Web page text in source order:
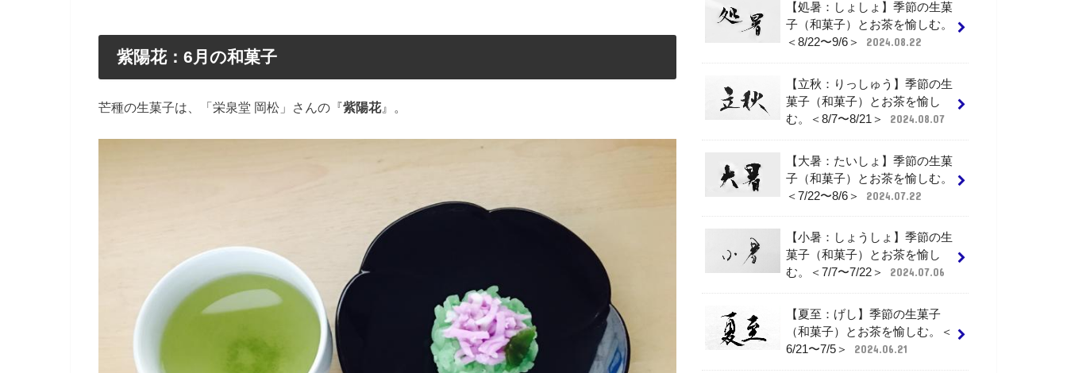
紫陽花：6月の和菓子
芒種の生菓子は、「栄泉堂 岡松」さんの『紫陽花』。
【処暑：しょしょ】季節の生菓
子（和菓子）とお茶を愉しむ。
＜8/22〜9/6＞
2024.08.22
【立秋：りっしゅう】季節の生
菓子（和菓子）とお茶を愉し
む。＜8/7〜8/21＞
2024.08.07
【大暑：たいしょ】季節の生菓
子（和菓子）とお茶を愉しむ。
＜7/22〜8/6＞
2024.07.22
【小暑：しょうしょ】季節の生
菓子（和菓子）とお茶を愉し
む。＜7/7〜7/22＞
2024.07.06
【夏至：げし】季節の生菓子
（和菓子）とお茶を愉しむ。＜
6/21〜7/5＞
2024.06.21